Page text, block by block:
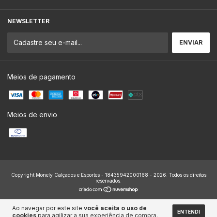
Ao navegar por este site você aceita o uso de
cookies para agilizar a sua experiência de compra. ENTENDI
NEWSLETTER
Meios de pagamento
Meios de envio
Copyright Monely Calçados e Esportes - 18435942000168 - 2026. Todos os direitos
reservados.